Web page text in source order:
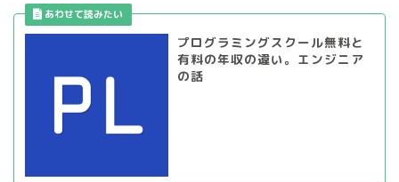
プログラミングスクール無料と
有料の年収の違い。エンジニア
の話